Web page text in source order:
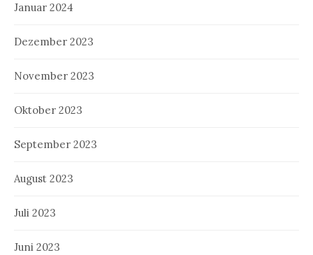
Januar 2024
Dezember 2023
November 2023
Oktober 2023
September 2023
August 2023
Juli 2023
Juni 2023